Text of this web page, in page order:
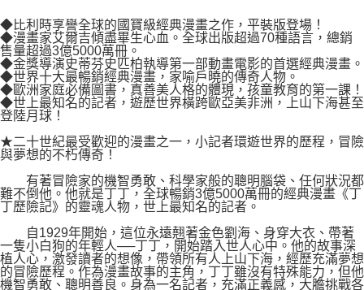
◆比利時享譽全球的國寶級經典漫畫之作，平裝版登場！
◆漫畫家艾爾吉傾盡畢生心血。全球出版超過70種語言，總銷
售量超過3億5000萬冊。
◆金獎導演史蒂芬史匹柏執導第一部動畫電影的首選經典漫畫。
◆世界十大最暢銷經典漫畫，家喻戶曉的傳奇人物。
◆歐洲家庭必備圖書，真善美人格的體現，孩童教育的第一課！
◆世上最知名的記者，遊歷世界橫跨歐亞美非洲，上山下海甚至
登陸月球！
★二十世紀最受歡迎的漫畫之一，小記者環遊世界的歷程，冒險
與夢想的不朽傳奇！
有著冒險家的機智勇敢、科學家般的聰明腦袋、任何狀況都
難不倒他。他就是丁丁，全球暢銷3億5000萬冊的經典漫畫《丁
丁歷險記》的靈魂人物，世上最知名的記者。
自1929年開始，這位永遠翹著金色劉海、身穿大衣、帶著
一隻小白狗的年輕人──丁丁，開始踏入世人心中。他的故事深
植人心，激發讀者的想像，帶領所有人上山下海，經歷充滿夢想
的冒險歷程。作為漫畫故事的主角，丁丁雖沒有特殊能力，但他
機智勇敢、聰明善良。身為一名記者，充滿正義感，大膽挑戰各